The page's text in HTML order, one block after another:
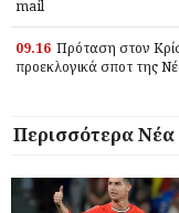
mail
09.16 Πρόταση στον
προεκλογικά σποτ της
Περισσότερα Νέα